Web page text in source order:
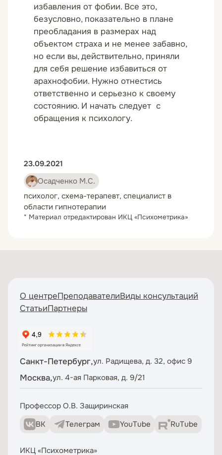
избавления от фобии. Все это,
безусловно, показательно в плане
преобладания в размерах над
объектом страха и не менее забавно,
но если вы, действительно, приняли
для себя решение избавиться от
арахнофобии. Нужно отнестись
ответственно и серьезно к своему
состоянию. И начать следует с
обращения к психологу.
23.09.2021
Осадченко М.С.
психолог, схема-терапевт, специалист в
области гипнотерапии
* Материал отредактирован ИКЦ «Психометрика»
О центреПреподавателиВиды консультаций
СтатьиПартнеры
Санкт-Петербург,ул. Радищева, д. 32, офис 9
Москва,ул. 4-ая Парковая, д. 9/21
Профессор О.В. Защиринская
ВК
Телеграм YouTube RuTube
ИКЦ «Психометрика»